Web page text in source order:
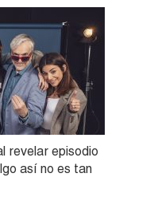
revelar episodio
así no es tan